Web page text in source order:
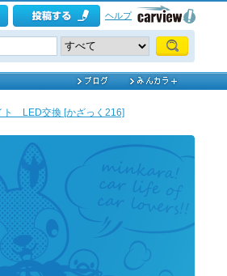
ヘルプ
ト LED交換 [かざっく216]